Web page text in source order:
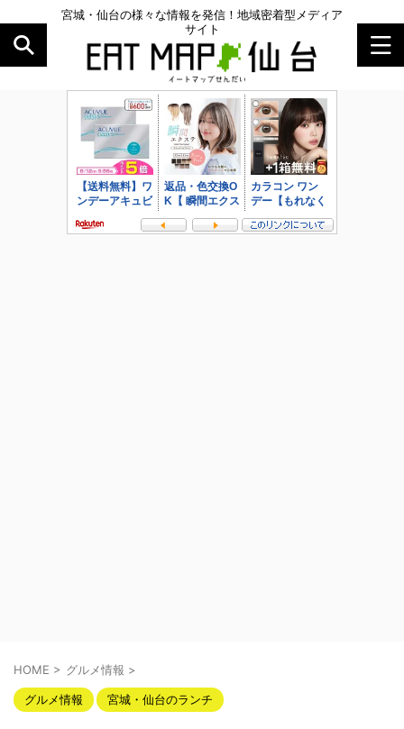
宮城・仙台の様々な情報を発信！地域密着型メディア
サイト
HOME > グルメ情報 >
グルメ情報 宮城・仙台のランチ